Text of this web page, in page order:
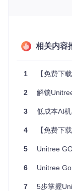
  ros-$
  ros-
#
安装Python依
pip install -r
source /opt/
[!TIP] 构建完
件中，避免每
相关内容
1 【免费下载】
2 解锁Unitree
3 低成本AI机器
4 【免费下载】
5 Unitree
6 Unitree Go2
7 5步掌握